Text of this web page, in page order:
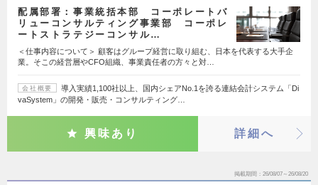
配属部署：事業統括本部 コーポレートバ
リューコンサルティング事業部 コーポレ
ートストラテジーコンサル…
＜仕事内容について＞ 顧客はグループ経営に取り組む、日本を代表する大手企
業。そこの経営層やCFO組織、事業責任者の方々と対…
会社概要
導入実績1,100社以上、国内シェアNo.1を誇る連結会計システム「Di
vaSystem」の開発・販売・コンサルティング…
興味あり 詳細へ
掲載期間 26/08/07～26/08/20